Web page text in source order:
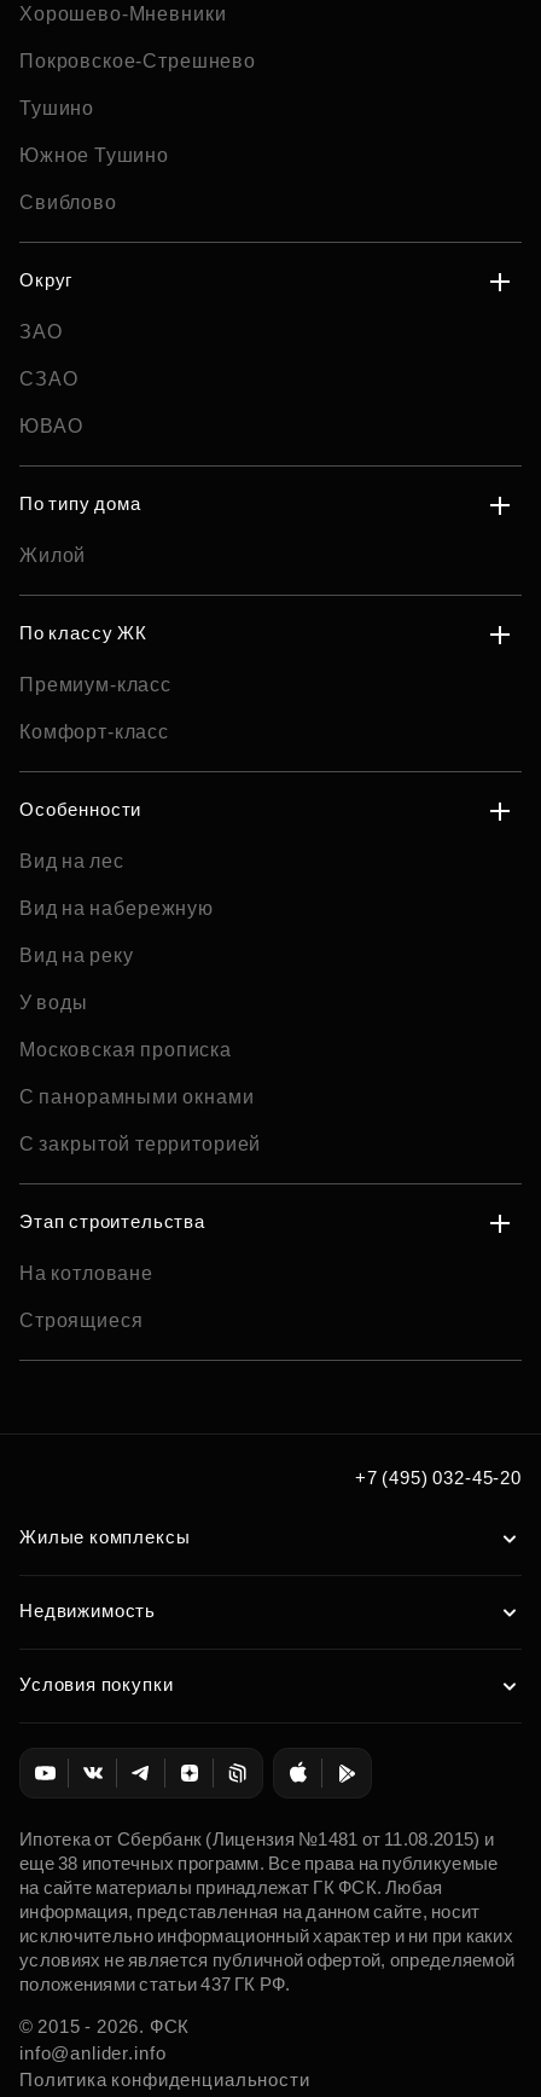
Хорошево-Мневники
Покровское-Стрешнево
Тушино
Южное Тушино
Свиблово
Округ
ЗАО
СЗАО
ЮВАО
По типу дома
Жилой
По классу ЖК
Премиум-класс
Комфорт-класс
Особенности
Вид на лес
Вид на набережную
Вид на реку
У воды
Московская прописка
С панорамными окнами
С закрытой территорией
Этап строительства
На котловане
Строящиеся
+7 (495) 032-45-20
Жилые комплексы
Недвижимость
Условия покупки
Ипотека от Сбербанк (Лицензия №1481 от 11.08.2015) и
еще 38 ипотечных программ. Все права на публикуемые
на сайте материалы принадлежат ГК ФСК. Любая
информация, представленная на данном сайте, носит
исключительно информационный характер и ни при каких
условиях не является публичной офертой, определяемой
положениями статьи 437 ГК РФ.
© 2015 - 2026. ФСК
info@anlider.info
Политика конфиденциальности